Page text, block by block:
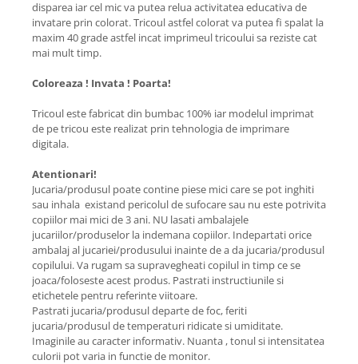
disparea iar cel mic va putea relua activitatea educativa de
invatare prin colorat. Tricoul astfel colorat va putea fi spalat la
maxim 40 grade astfel incat imprimeul tricoului sa reziste cat
mai mult timp.
Coloreaza ! Invata ! Poarta!
Tricoul este fabricat din bumbac 100% iar modelul imprimat
de pe tricou este realizat prin tehnologia de imprimare
digitala.
Atentionari!
Jucaria/produsul poate contine piese mici care se pot inghiti
sau inhala existand pericolul de sufocare sau nu este potrivita
copiilor mai mici de 3 ani. NU lasati ambalajele
jucariilor/produselor la indemana copiilor. Indepartati orice
ambalaj al jucariei/produsului inainte de a da jucaria/produsul
copilului. Va rugam sa supravegheati copilul in timp ce se
joaca/foloseste acest produs. Pastrati instructiunile si
etichetele pentru referinte viitoare.
Pastrati jucaria/produsul departe de foc, feriti
jucaria/produsul de temperaturi ridicate si umiditate.
Imaginile au caracter informativ. Nuanta , tonul si intensitatea
culorii pot varia in functie de monitor.